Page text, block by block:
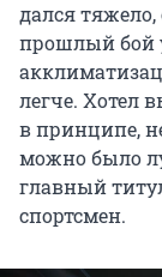
дался
прошлый бой
легче. Хотел
в принципе,
можно было
главный
спортсмен.